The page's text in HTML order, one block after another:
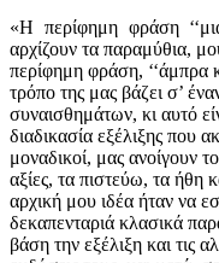
«Η περίφημη φράση
αρχίζουν τα παραμύθια,
περίφημη φράση, ‘‘άμπρα
τρόπο της μας βάζει σ’
συναισθημάτων, κι αυτό
διαδικασία εξέλιξης που
μοναδικοί, μας ανοίγουν
αξίες, τα πιστεύω, τα ήθη
αρχική μου ιδέα ήταν να
δεκαπενταριά κλασικά
βάση την εξέλιξη και τις